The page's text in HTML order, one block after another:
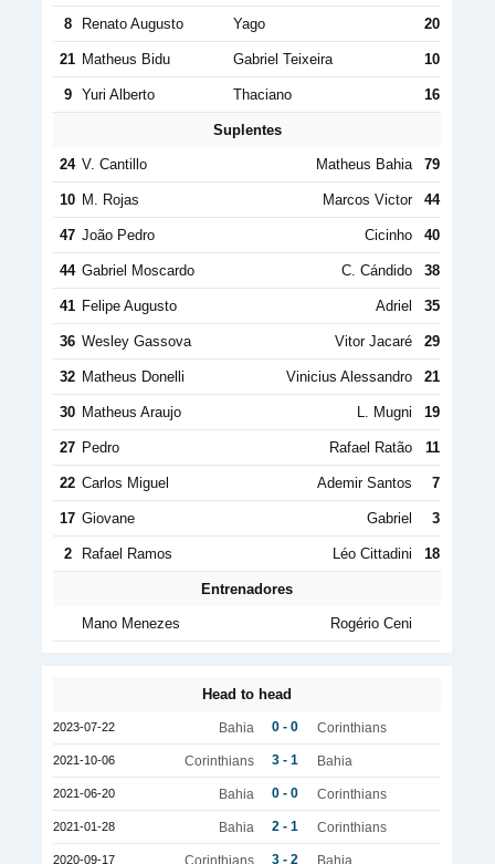
8 Renato Augusto Yago 20
21 Matheus Bidu Gabriel Teixeira 10
9 Yuri Alberto Thaciano 16
Suplentes
24 V. Cantillo Matheus Bahia 79
10 M. Rojas Marcos Victor 44
47 João Pedro Cicinho 40
44 Gabriel Moscardo C. Cándido 38
41 Felipe Augusto Adriel 35
36 Wesley Gassova Vitor Jacaré 29
32 Matheus Donelli Vinicius Alessandro 21
30 Matheus Araujo L. Mugni 19
27 Pedro Rafael Ratão 11
22 Carlos Miguel Ademir Santos 7
17 Giovane Gabriel 3
2 Rafael Ramos Léo Cittadini 18
Entrenadores
Mano Menezes Rogério Ceni
Head to head
2023-07-22 Bahia 0 - 0 Corinthians
2021-10-06 Corinthians 3 - 1 Bahia
2021-06-20 Bahia 0 - 0 Corinthians
2021-01-28 Bahia 2 - 1 Corinthians
2020-09-17 Corinthians 3 - 2 Bahia